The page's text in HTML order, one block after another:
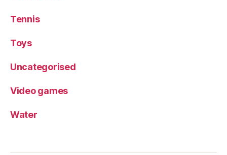
Tennis
Toys
Uncategorised
Video games
Water